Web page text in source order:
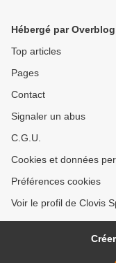
Hébergé par Overblog
Top articles
Pages
Contact
Signaler un abus
C.G.U.
Cookies et données
Préférences cookies
Voir le profil de Clovis